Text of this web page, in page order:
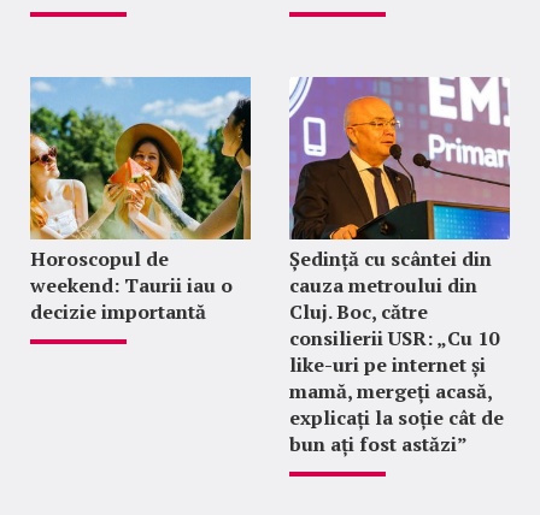
Horoscopul de
weekend: Taurii iau o
decizie importantă
Ședință cu scântei din
cauza metroului din
Cluj. Boc, către
consilierii USR: „Cu 10
like-uri pe internet și
mamă, mergeți acasă,
explicați la soție cât de
bun ați fost astăzi”